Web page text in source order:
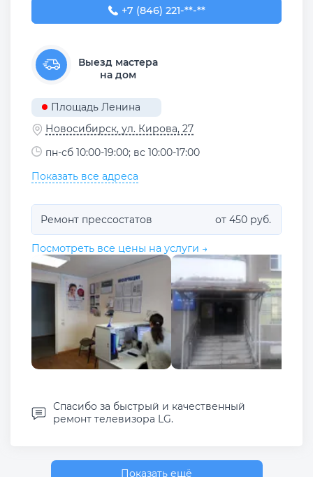
+7 (846) 221-63-33
+7 (846) 221-**-**
Выезд мастера
на дом
Площадь Ленина
Новосибирск, ул. Кирова, 27
пн-сб 10:00-19:00; вс 10:00-17:00
Показать все адреса
Ремонт прессостатов от 450 руб.
Посмотреть все цены на услуги →
Спасибо за быстрый и качественный
ремонт телевизора LG.
Показать ещё